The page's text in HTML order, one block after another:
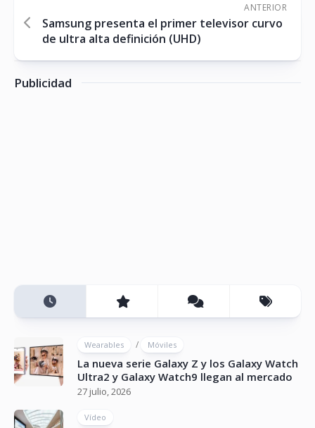
ANTERIOR
Samsung presenta el primer televisor curvo
de ultra alta definición (UHD)
Publicidad
Wearables / Móviles
La nueva serie Galaxy Z y los Galaxy Watch
Ultra2 y Galaxy Watch9 llegan al mercado
27 julio, 2026
Vídeo